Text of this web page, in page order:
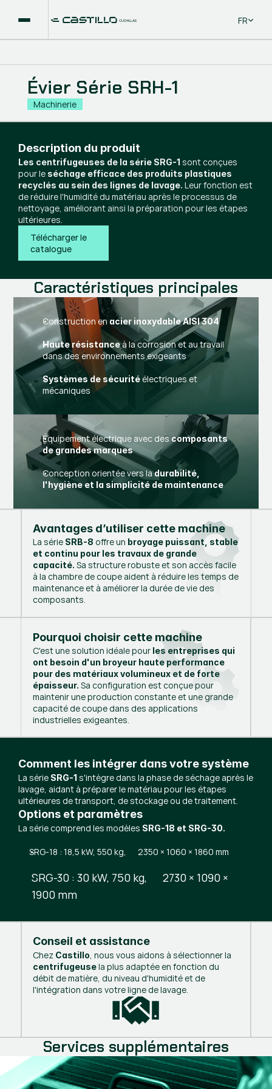
Select
FR
Évier Série SRH-1
Machinerie
Description du produit
Les centrifugeuses de la série SRG-1 sont conçues
pour le séchage efficace des produits plastiques
recyclés au sein des lignes de lavage. Leur fonction est
de réduire l'humidité du matériau après le processus de
nettoyage, améliorant ainsi la préparation pour les étapes
ultérieures.
Télécharger le
catalogue
Caractéristiques principales
Construction enacier inoxydable AISI 304
Haute résistanceà la corrosion et au travail
dans des environnements exigeants
Systèmes de sécurité électriques et
mécaniques
Équipement électrique avec des composants
de grandes marques
Conception orientée vers ladurabilité,
l'hygiène et la simplicité de maintenance
Comment les intégrer dans votre système
La série SRG-1 s'intègre dans la phase de séchage après le
lavage, aidant à préparer le matériau pour les étapes
ultérieures de transport, de stockage ou de traitement.
Options et paramètres
La série comprend les modèles SRG-18 et SRG-30.
SRG-18 : 18,5 kW, 550 kg, 2350 × 1060 × 1860 mm
SRG-30 : 30 kW, 750 kg, 2730 × 1090 ×
1900 mm
Conseil et assistance
Chez Castillo, nous vous aidons à sélectionner la
centrifugeusela plus adaptée en fonction du
débit de matière, du niveau d'humidité et de
l'intégration dans votre ligne de lavage.
Services supplémentaires
Avantages d’utiliser cette machine
La série SRB-8 offre un broyage puissant, stable
et continu pour les travaux de grande
capacité. Sa structure robuste et son accès facile
à la chambre de coupe aident à réduire les temps de
maintenance et à améliorer la durée de vie des
composants.
Pourquoi choisir cette machine
C'est une solution idéale pour les entreprises qui
ont besoin d'un broyeur haute performance
pour des matériaux volumineux et de forte
épaisseur. Sa configuration est conçue pour
maintenir une production constante et une grande
capacité de coupe dans des applications
industrielles exigeantes.